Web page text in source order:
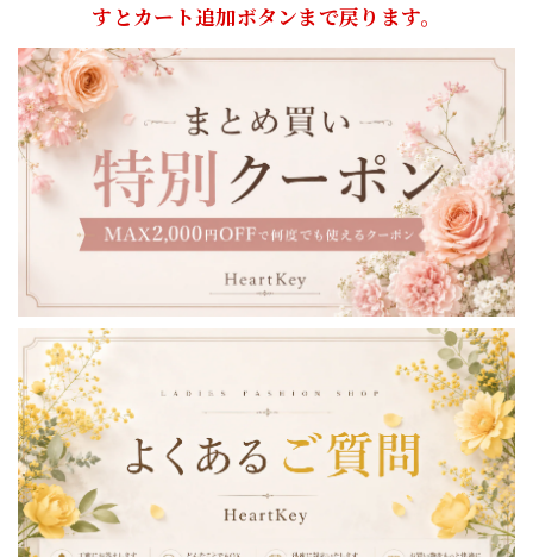
すとカート追加ボタンまで戻ります。